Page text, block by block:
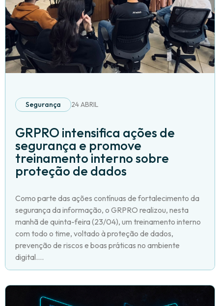
Segurança 24 ABRIL
GRPRO intensifica ações de
segurança e promove
treinamento interno sobre
proteção de dados
Como parte das ações contínuas de fortalecimento da
segurança da informação, o GRPRO realizou, nesta
manhã de quinta-feira (23/04), um treinamento interno
com todo o time, voltado à proteção de dados,
prevenção de riscos e boas práticas no ambiente
digital....